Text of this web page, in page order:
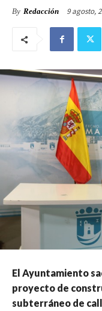
By Redacción 9 agosto,
El Ayuntamiento
proyecto de
subterráneo de